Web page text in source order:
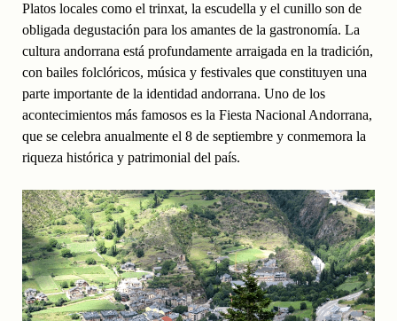
Platos locales como el trinxat, la escudella y el cunillo son de
obligada degustación para los amantes de la gastronomía. La
cultura andorrana está profundamente arraigada en la tradición,
con bailes folclóricos, música y festivales que constituyen una
parte importante de la identidad andorrana. Uno de los
acontecimientos más famosos es la Fiesta Nacional Andorrana,
que se celebra anualmente el 8 de septiembre y conmemora la
riqueza histórica y patrimonial del país.